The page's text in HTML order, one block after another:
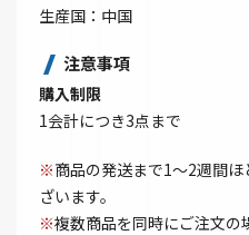
生産国：中国
注意事項
購入制限
1会計につき3点まで
※商品の発送まで1～2週間
ざいます。
※複数商品を同時にご注文